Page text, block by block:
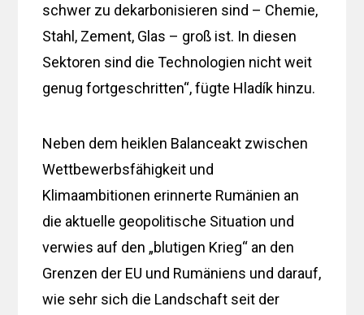
schwer zu dekarbonisieren sind – Chemie,
Stahl, Zement, Glas – groß ist. In diesen
Sektoren sind die Technologien nicht weit
genug fortgeschritten“, fügte Hladík hinzu.
Neben dem heiklen Balanceakt zwischen
Wettbewerbsfähigkeit und
Klimaambitionen erinnerte Rumänien an
die aktuelle geopolitische Situation und
verwies auf den „blutigen Krieg“ an den
Grenzen der EU und Rumäniens und darauf,
wie sehr sich die Landschaft seit der